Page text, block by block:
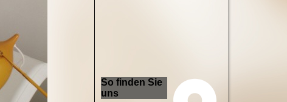
So finden Sie
uns